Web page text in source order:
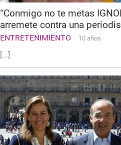
“Conmigo no te metas
arremete contra una
ENTRETENIMIENTO 10 años
[...]